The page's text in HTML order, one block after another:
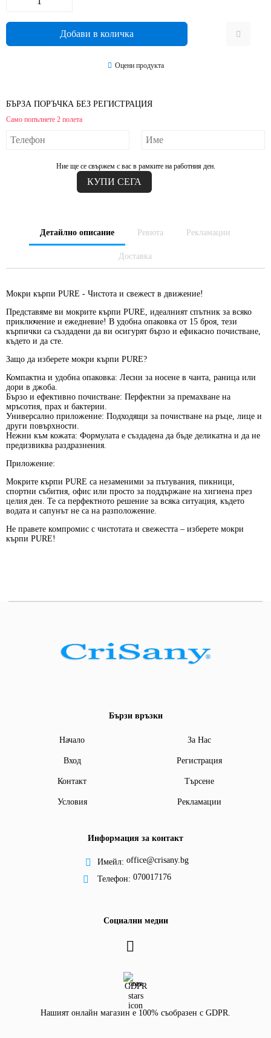
Оцени продукта
БЪРЗА ПОРЪЧКА БЕЗ РЕГИСТРАЦИЯ
Само попълнете 2 полета
Ние ще се свържем с вас в рамките на работния ден.
Детайлно описание Ревюта Рекламации
Доставка
Мокри кърпи PURE - Чистота и свежест в движение!
Представяме ви мокрите кърпи PURE, идеалният спътник за всяко
приключение и ежедневие! В удобна опаковка от 15 броя , тези
кърпички са създадени да ви осигурят бързо и ефикасно почистване,
където и да сте.
Защо да изберете мокри кърпи PURE?
Компактна и удобна опаковка: Лесни за носене в чанта, раница или
дори в джоба.
Бързо и ефективно почистване: Перфектни за премахване на
мръсотия, прах и бактерии.
Универсално приложение: Подходящи за почистване на ръце, лице и
други повърхности.
Нежни към кожата: Формулата е създадена да бъде деликатна и да не
предизвиква раздразнения.
Приложение:
Мокрите кърпи PURE са незаменими за пътувания, пикници,
спортни събития, офис или просто за поддържане на хигиена през
целия ден. Те са перфектното решение за всяка ситуация, където
водата и сапунът не са на разположение.
Не правете компромис с чистотата и свежестта – изберете мокри
кърпи PURE!
Бързи връзки
Начало За Нас
Вход Регистрация
Контакт Търсене
Условия Рекламации
Информация за контакт
Имейл: office@crisany.bg
Телефон: 070017176
Социални медии
GDPR
Нашият онлайн магазин е 100% съобразен с GDPR.